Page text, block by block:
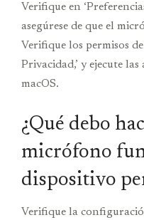
Verifique en
asegúrese de que el
Verifique los permisos
Privacidad,’ y ejecute
macOS.
¿Qué debo
micrófono
dispositivo
Verifique la